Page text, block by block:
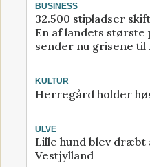
BUSINESS
32.500 stipladser
En af landets
sender nu grisene til
KULTUR
Herregård holder
ULVE
Lille hund blev dræbt
Vestjylland